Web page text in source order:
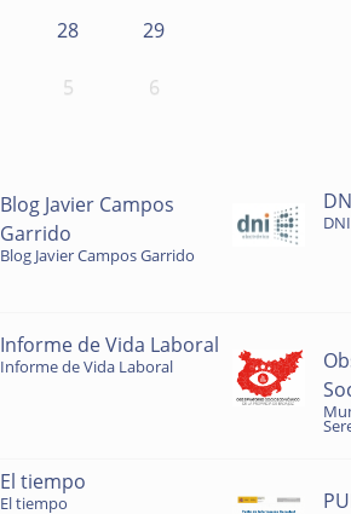
28 29
5 6
Blog Javier Campos
Garrido
Blog Javier Campos Garrido
Informe de Vida Laboral
Informe de Vida Laboral
El tiempo
El tiempo